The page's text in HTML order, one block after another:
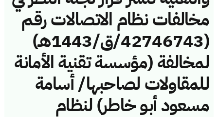
مخالفات نظام الاتصالات رقم
(42746743/ق/1443هـ)
لمخالفة (مؤسسة تقنية الأمانة
للمقاولات لصاحبها/ أسامة
مسعود أبو خاطر) لنظام